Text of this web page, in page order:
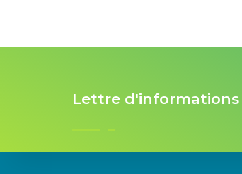
Lettre d'informations